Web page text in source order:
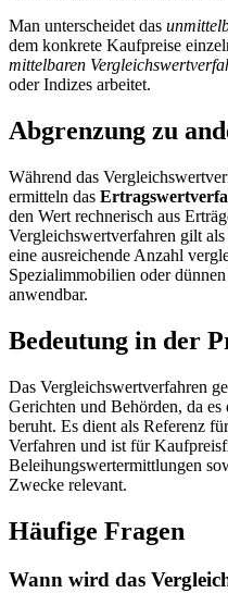
Man unterscheidet das
dem konkrete Kaufpreise
mittelbaren
oder Indizes arbeitet.
Abgrenzung zu
Während das
ermitteln das
den Wert rechnerisch aus
Vergleichswertverfahren gilt als
eine ausreichende Anzahl
Spezialimmobilien oder
anwendbar.
Bedeutung in der
Das Vergleichswertverfahren
Gerichten und Behörden, da
beruht. Es dient als Referenz
Verfahren und ist für
Beleihungswertermittlungen
Zwecke relevant.
Häufige Fragen
Wann wird das